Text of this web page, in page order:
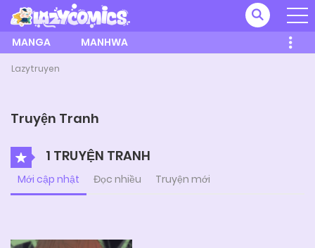
MANGA MANHWA
Lazytruyen
Truyện Tranh
1 TRUYỆN TRANH
Mới cập nhật Đọc nhiều Truyện mới